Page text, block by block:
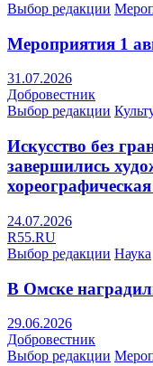
Выбор редакции
Мероприятия 1
31.07.2026
Добровестник
Выбор редакции
Искусство без
завершились
24.07.2026
R55.RU
Выбор редакции Наука
В Омске
29.06.2026
Добровестник
Выбор редакции